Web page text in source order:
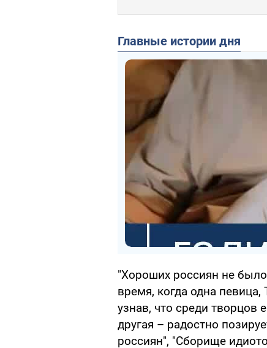
Главные истории дня
"Хороших россиян не было
время, когда одна певица,
узнав, что среди творцов
другая – радостно
россиян", "Сборище